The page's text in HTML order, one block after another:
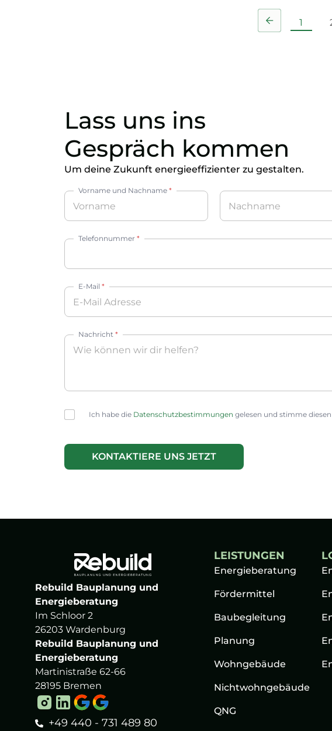
1
Lass uns ins
Gespräch kommen
Um deine Zukunft energieeffizienter zu gestalten.
Vorname und Nachname *
Vorname Nachname
Telefonnummer *
E-Mail *
Nachricht *
c
*
Ich habe die Datenschutzbestimmungen gelesen und stimme diesen
KONTAKTIERE UNS JETZT
Rebuild Bauplanung und
Energieberatung
Im Schloor 2
26203 Wardenburg
Rebuild Bauplanung und
Energieberatung
Martinistraße 62-66
28195 Bremen
+49 440 - 731 489 80
LEISTUNGEN
Energieberatung
Fördermittel
Baubegleitung
Planung
Wohngebäude
Nichtwohngebäude
QNG